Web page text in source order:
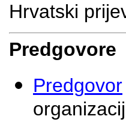
Hrvatski
Predgovore
Predgovor